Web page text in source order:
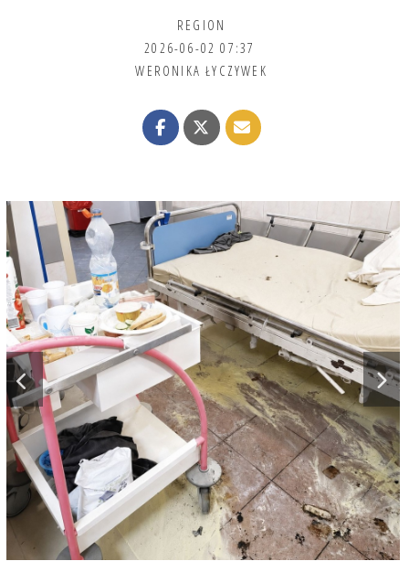
REGION
2026-06-02 07:37
WERONIKA ŁYCZYWEK